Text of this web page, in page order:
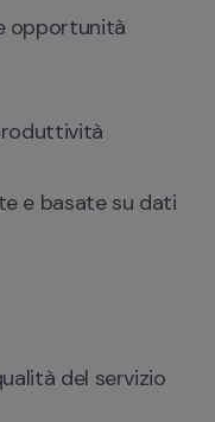
e basate su dati
del servizio